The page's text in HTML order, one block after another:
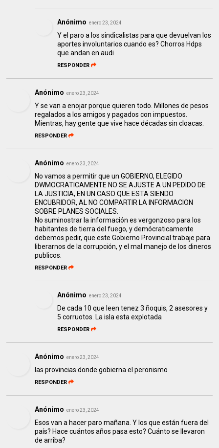
Anónimo enero 23, 2024
Y el paro a los sindicalistas para que devuelvan los
aportes involuntarios cuando es? Chorros Hdps
que andan en audi
RESPONDER
Anónimo enero 23, 2024
Y se van a enojar porque quieren todo. Millones de pesos
regalados a los amigos y pagados con impuestos.
Mientras, hay gente que vive hace décadas sin cloacas.
RESPONDER
Anónimo enero 23, 2024
No vamos a permitir que un GOBIERNO, ELEGIDO
DWMOCRATICAMENTE NO SE AJUSTE A UN PEDIDO DE
LA JUSTICIA, EN UN CASO QUE ESTA SIENDO
ENCUBRIDOR, AL NO COMPARTIR LA INFORMACION
SOBRE PLANES SOCIALES.
No suminostrar la información es vergonzoso para los
habitantes de tierra del fuego, y demócraticamente
debemos pedir, que este Gobierno Provincial trabaje para
liberarnos de la corrupción, y el mal manejo de los dineros
publicos.
RESPONDER
Anónimo enero 23, 2024
De cada 10 que leen tenez 3 ñoquis, 2 asesores y
5 corruotos. La isla esta explotada
RESPONDER
Anónimo enero 23, 2024
las provincias donde gobierna el peronismo
RESPONDER
Anónimo enero 23, 2024
Esos van a hacer paro mañana. Y los que están fuera del
país? Hace cuántos años pasa esto? Cuánto se llevaron
de arriba?